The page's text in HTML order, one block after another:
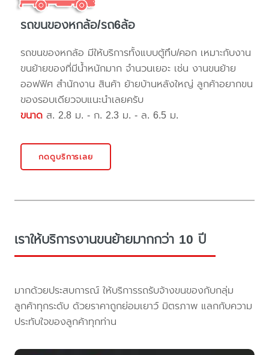
รถขนของหกล้อ/รถ6ล้อ
รถขนของหกล้อ มีให้บริการทั้งแบบตู้ทึบ/คอก เหมาะกับงาน
ขนย้ายของที่มีน้ำหนักมาก จำนวนเยอะ เช่น งานขนย้าย
ออฟฟิศ สำนักงาน สินค้า ย้ายบ้านหลังใหญ่ ลูกค้าอยากขน
ของรอบเดียวจบแนะนำเลยครับ
ขนาด ส. 2.8 ม. - ก. 2.3 ม. - ล. 6.5 ม.
กดดูบริการเลย
เราให้บริการงานขนย้ายมากกว่า 10 ปี
มากด้วยประสบการณ์ ให้บริการรถรับจ้างขนของกับกลุ่ม
ลูกค้าทุกระดับ ด้วยราคาถูกย่อมเยาว์ มิตรภาพ แลกกับความ
ประทับใจของลูกค้าทุกท่าน